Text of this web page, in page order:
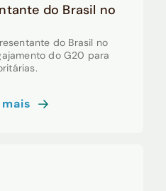
do Brasil no
do Brasil no
do G20 para